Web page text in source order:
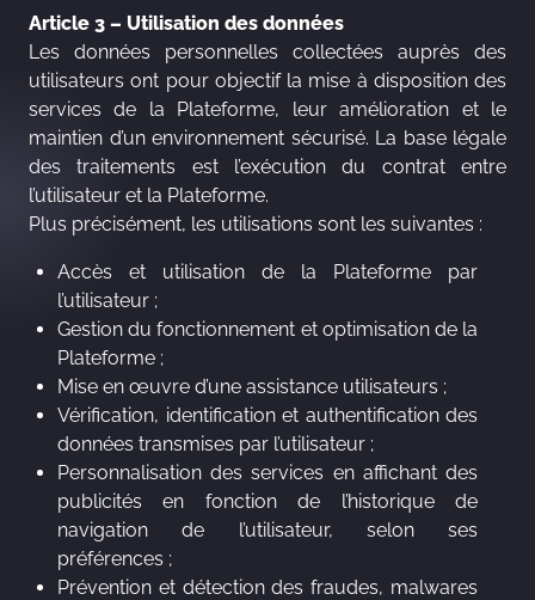
Article 3 – Utilisation des données
Les données personnelles collectées auprès des
utilisateurs ont pour objectif la mise à disposition des
services de la Plateforme, leur amélioration et le
maintien d’un environnement sécurisé. La base légale
des traitements est l’exécution du contrat entre
l’utilisateur et la Plateforme.
Plus précisément, les utilisations sont les suivantes :
Accès et utilisation de la Plateforme par
l’utilisateur ;
Gestion du fonctionnement et optimisation de la
Plateforme ;
Mise en œuvre d’une assistance utilisateurs ;
Vérification, identification et authentification des
données transmises par l’utilisateur ;
Personnalisation des services en affichant des
publicités en fonction de l’historique de
navigation de l’utilisateur, selon ses
préférences ;
Prévention et détection des fraudes, malwares